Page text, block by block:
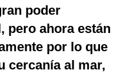
poder
pero ahora están
por lo que
cercanía al mar,